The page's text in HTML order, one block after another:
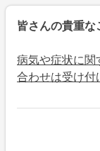
皆さんの貴重な
病気や症状に
合わせは受け付